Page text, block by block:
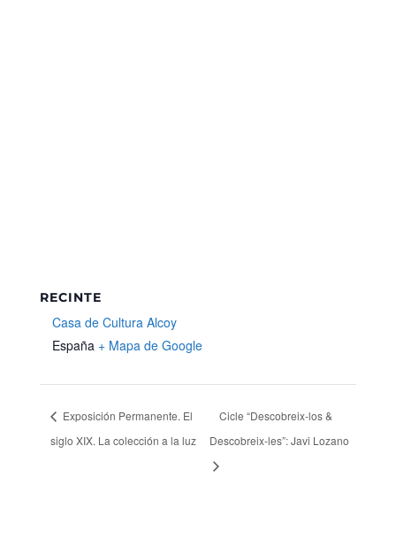
RECINTE
Casa de Cultura Alcoy
España + Mapa de Google
Exposición Permanente. El
siglo XIX. La colección a la luz
Cicle “Descobreix-los &
Descobreix-les”: Javi Lozano